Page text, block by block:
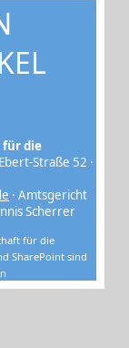
für die
Straße 52 ·
· Amtsgericht
Scherrer
für die
SharePoint sind